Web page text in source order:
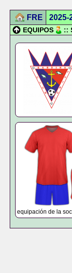
FRE 2025-
EQUIPOS ::
equipación de la